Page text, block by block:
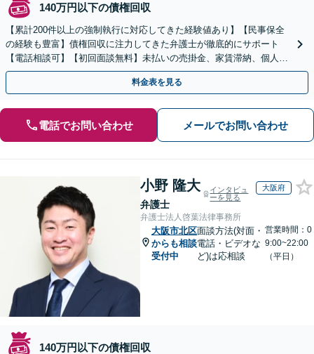
140万円以下の債権回収
【累計200件以上の強制執行に対応してきた経験値あり】【民事保全
の経験も豊富】債権回収に注力してきた弁護士が徹底的にサポート
【電話相談可】【初回面談無料】未払いの売掛金、家賃滞納、個人間
のお金の貸し借りなど【関西エリア対応】
料金表を見る
電話でお問い合わせ メールでお問い合わせ
小野 隆大
弁護士
インタビュ
ーを見る
大阪府
弁護士法人啓葉法律事務所
大阪市北区
からも相談
受付中
面談方法(対面・
電話・ビデオな
ど)は応相談
営業時間：0
9:00~22:00
（平日）
140万円以下の債権回収